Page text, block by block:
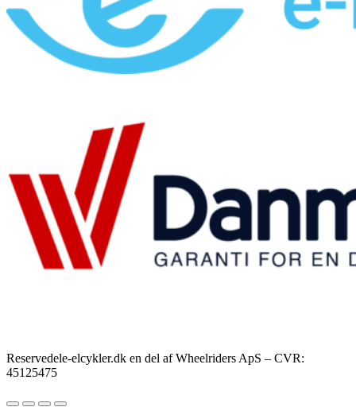
Reservedele-elcykler.dk en del af Wheelriders ApS – CVR:
45125475